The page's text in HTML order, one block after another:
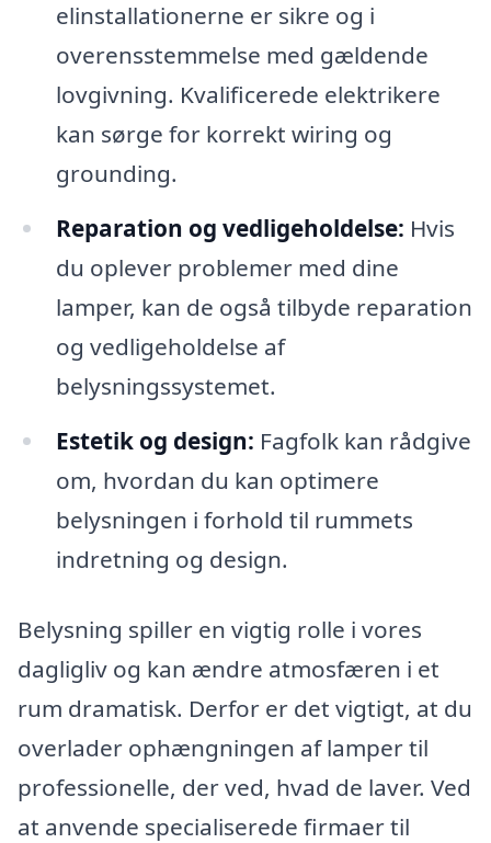
elinstallationerne er sikre og i
overensstemmelse med gældende
lovgivning. Kvalificerede elektrikere
kan sørge for korrekt wiring og
grounding.
Reparation og vedligeholdelse: Hvis
du oplever problemer med dine
lamper, kan de også tilbyde reparation
og vedligeholdelse af
belysningssystemet.
Estetik og design: Fagfolk kan rådgive
om, hvordan du kan optimere
belysningen i forhold til rummets
indretning og design.
Belysning spiller en vigtig rolle i vores
dagligliv og kan ændre atmosfæren i et
rum dramatisk. Derfor er det vigtigt, at du
overlader ophængningen af lamper til
professionelle, der ved, hvad de laver. Ved
at anvende specialiserede firmaer til